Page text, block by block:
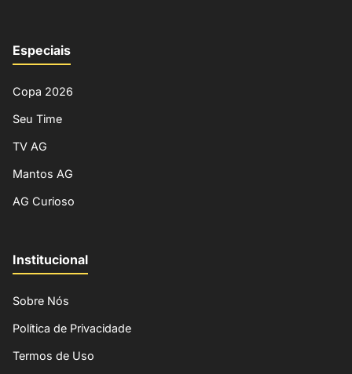
Especiais
Copa 2026
Seu Time
TV AG
Mantos AG
AG Curioso
Institucional
Sobre Nós
Política de Privacidade
Termos de Uso